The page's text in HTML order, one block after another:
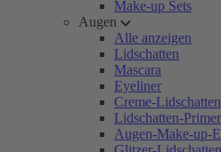
Make-up Sets
Augen
Alle anzeigen
Lidschatten
Mascara
Eyeliner
Creme-Lidschatten
Lidschatten-Primer
Augen-Make-up-